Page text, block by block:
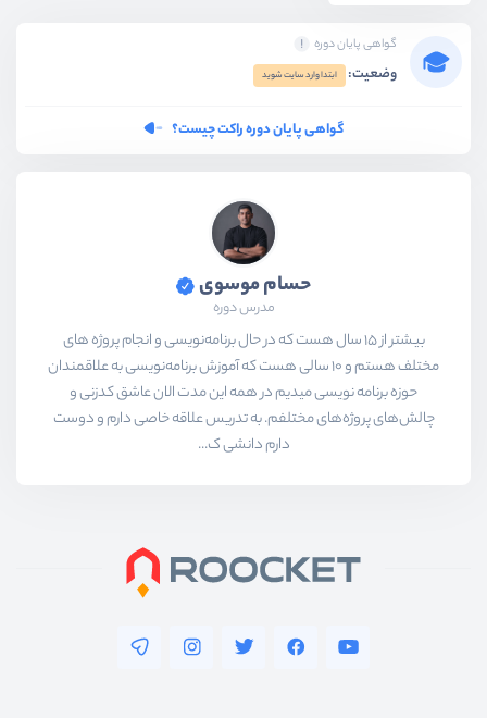
گواهی پایان دوره
وضعیت: ابتدا وارد سایت شوید
گواهی پایان دوره راکت چیست؟
حسام موسوی
مدرس دوره
بیشتر از ۱۵ سال هست که در حال برنامه‌نویسی و انجام پروژه های
مختلف هستم و ۱۰ سالی هست که آموزش برنامه‌نویسی به علاقمندان
حوزه برنامه نویسی میدیم در همه این مدت الان عاشق کدزنی و
چالش‌های پروژه‌های مختلفم. به تدریس علاقه خاصی دارم و دوست
دارم دانشی ک...